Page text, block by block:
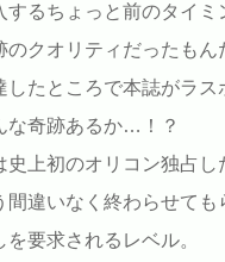
するちょっと前のタイミ
のクオリティだったもん
したところで本誌がラス
な奇跡あるか…！？
史上初のオリコン独占し
間違いなく終わらせても
要求されるレベル。